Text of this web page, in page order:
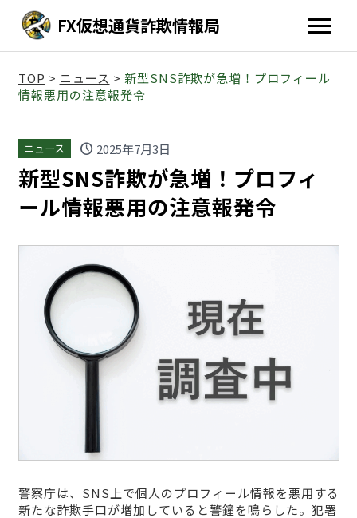
FX仮想通貨詐欺情報局
TOP > ニュース > 新型SNS詐欺が急増！プロフィール
情報悪用の注意報発令
ニュース schedule 2025年7月3日
新型SNS詐欺が急増！プロフィ
ール情報悪用の注意報発令
警察庁は、SNS上で個人のプロフィール情報を悪用する
新たな詐欺手口が増加していると警鐘を鳴らした。犯署